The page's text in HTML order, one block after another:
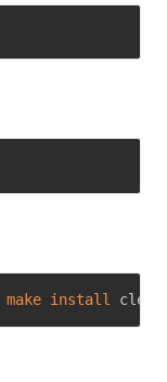
make install